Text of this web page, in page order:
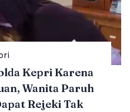
Kepri Karena
Wanita Paruh
Rejeki Tak